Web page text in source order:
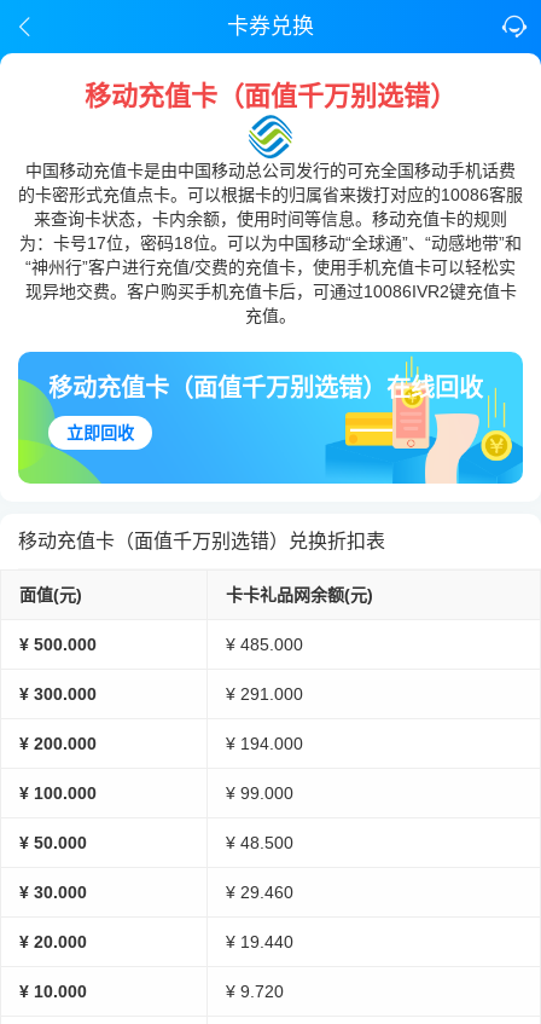
卡券兑换
移动充值卡（面值千万别选错）
中国移动充值卡是由中国移动总公司发行的可充全国移动手机话费
的卡密形式充值点卡。可以根据卡的归属省来拨打对应的10086客服
来查询卡状态，卡内余额，使用时间等信息。移动充值卡的规则
为：卡号17位，密码18位。可以为中国移动“全球通”、“动感地带”和
“神州行”客户进行充值/交费的充值卡，使用手机充值卡可以轻松实
现异地交费。客户购买手机充值卡后，可通过10086IVR2键充值卡
充值。
移动充值卡（面值千万别选错）在线回收
立即回收
移动充值卡（面值千万别选错）兑换折扣表
面值(元) 卡卡礼品网余额(元)
¥ 500.000 ¥ 485.000
¥ 300.000 ¥ 291.000
¥ 200.000 ¥ 194.000
¥ 100.000 ¥ 99.000
¥ 50.000 ¥ 48.500
¥ 30.000 ¥ 29.460
¥ 20.000 ¥ 19.440
¥ 10.000 ¥ 9.720